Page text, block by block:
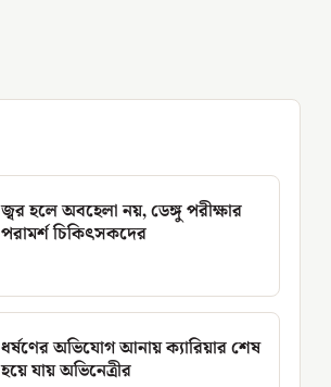
জ্বর হলে অবহেলা নয়, ডেঙ্গু পরীক্ষার
পরামর্শ চিকিৎসকদের
ধর্ষণের অভিযোগ আনায় ক্যারিয়ার শেষ
হয়ে যায় অভিনেত্রীর